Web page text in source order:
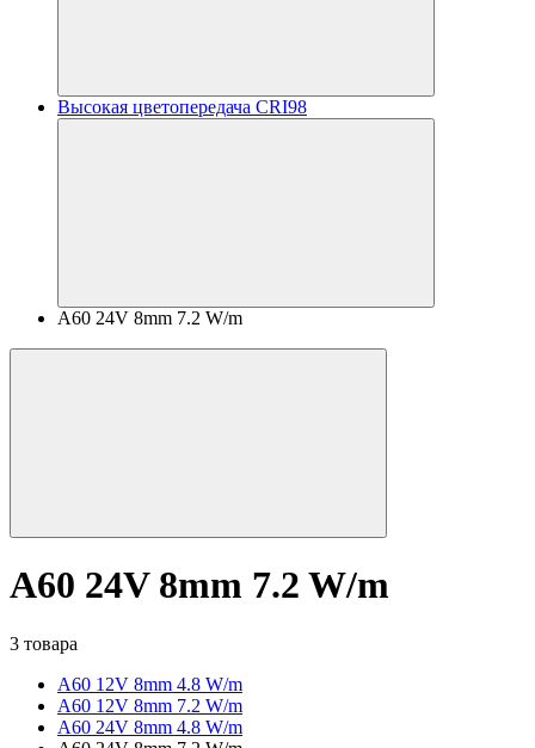
Высокая цветопередача CRI98
A60 24V 8mm 7.2 W/m
A60 24V 8mm 7.2 W/m
3 товара
A60 12V 8mm 4.8 W/m
A60 12V 8mm 7.2 W/m
A60 24V 8mm 4.8 W/m